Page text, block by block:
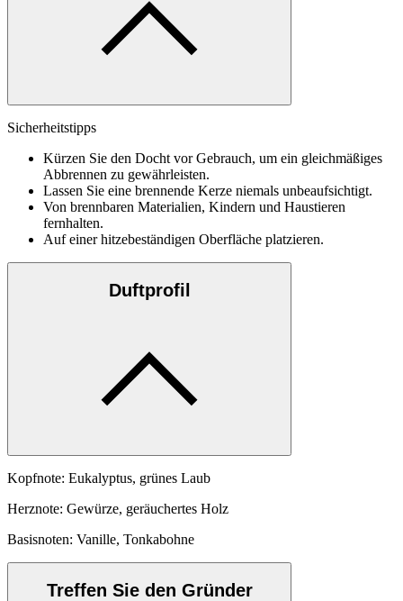
Sicherheitstipps
Kürzen Sie den Docht vor Gebrauch, um ein gleichmäßiges
Abbrennen zu gewährleisten.
Lassen Sie eine brennende Kerze niemals unbeaufsichtigt.
Von brennbaren Materialien, Kindern und Haustieren
fernhalten.
Auf einer hitzebeständigen Oberfläche platzieren.
Duftprofil
Kopfnote: Eukalyptus, grünes Laub
Herznote: Gewürze, geräuchertes Holz
Basisnoten: Vanille, Tonkabohne
Treffen Sie den Gründer